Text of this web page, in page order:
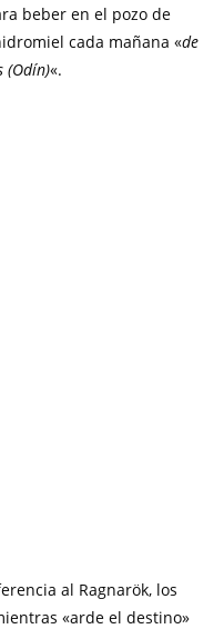
beber en el pozo de
cada mañana «de
(Odín)«.
al Ragnarök, los
«arde el destino»